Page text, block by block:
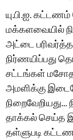
யு.பி.ஐ.
மக்களவையில்
அட்டை
நிர்ணயிப்பது
சட்டங்கள்
அமளிக்கு
தாக்கல் செய்த
தள்ளுபடி